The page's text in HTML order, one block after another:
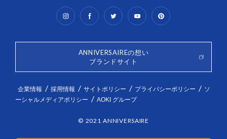
ANNIVERSAIREの想い
ブランドサイト
企業情報 採用情報 サイトポリシー プライバシーポリシー
ソ
ーシャルメディアポリシー
AOKI グループ
© 2021 ANNIVERSAIRE